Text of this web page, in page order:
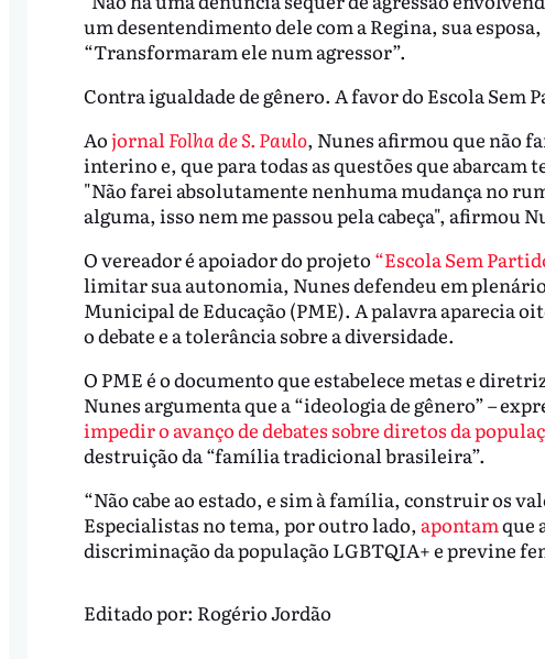
um desentendimento dele com a Regina, sua
“Transformaram ele num agressor”.
Contra igualdade de gênero. A favor do Escola Sem
AojornalFolha de S. Paulo, Nunes afirmou que não
interino e, que para todas as questões que
"Não farei absolutamente nenhuma mudança no
alguma, isso nem me passou pela cabeça", afirmou
O vereador é apoiador do projeto “Escola Sem
limitar sua autonomia, Nunes defendeu em
Municipal de Educação (PME). A palavra aparecia
o debate e a tolerância sobre a diversidade.
O PME é o documento que estabelece metas e
Nunes argumenta que a “ideologia de gênero” –
impedir o avanço de debates sobre diretos da
destruição da “família tradicional brasileira”.
“Não cabe ao estado, e sim à família, construir os
Especialistas no tema, por outro lado, apontamque
discriminação da população LGBTQIA+ e previne
Editado por: Rogério Jordão